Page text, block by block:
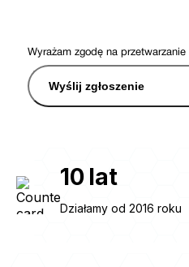
Wyrażam zgodę na przetwarzanie
Wyślij zgłoszenie
10 lat
Działamy od 2016 roku